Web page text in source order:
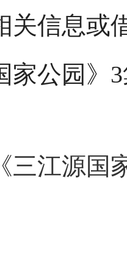
关信息或
家公园
《三江源